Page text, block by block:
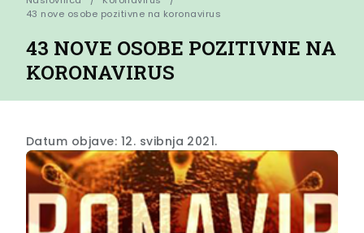
43 nove osobe pozitivne na koronavirus
43 NOVE OSOBE POZITIVNE NA
KORONAVIRUS
Datum objave: 12. svibnja 2021.